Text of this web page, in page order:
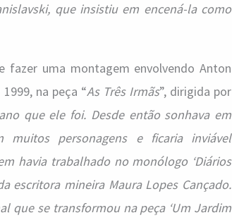
que insistiu em encená-la como
fazer uma montagem envolvendo Anton
na peça “As Três Irmãs”, dirigida por
que ele foi. Desde então sonhava em
personagens e ficaria inviável
havia trabalhado no monólogo ‘Diários
escritora mineira Maura Lopes Cançado.
que se transformou na peça ‘Um Jardim